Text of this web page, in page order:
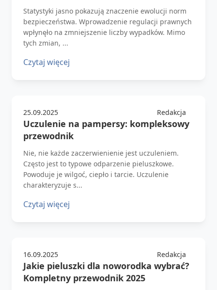
Statystyki jasno pokazują znaczenie ewolucji norm
bezpieczeństwa. Wprowadzenie regulacji prawnych
wpłynęło na zmniejszenie liczby wypadków. Mimo
tych zmian, ...
Czytaj więcej
25.09.2025 Redakcja
Uczulenie na pampersy: kompleksowy
przewodnik
Nie, nie każde zaczerwienienie jest uczuleniem.
Często jest to typowe odparzenie pieluszkowe.
Powoduje je wilgoć, ciepło i tarcie. Uczulenie
charakteryzuje s...
Czytaj więcej
16.09.2025 Redakcja
Jakie pieluszki dla noworodka wybrać?
Kompletny przewodnik 2025